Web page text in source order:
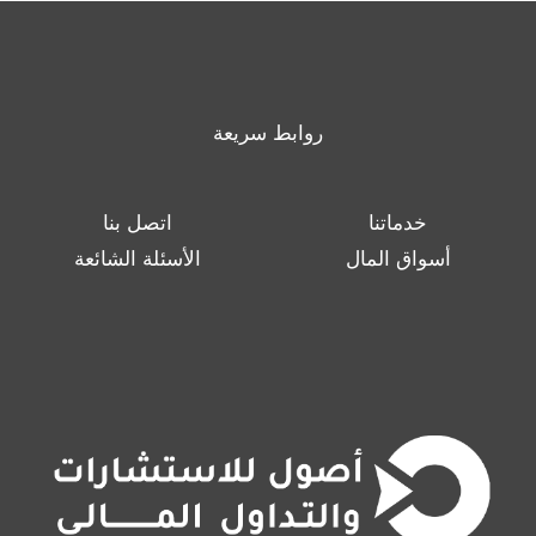
روابط سريعة
خدماتنا
اتصل بنا
أسواق المال
الأسئلة الشائعة